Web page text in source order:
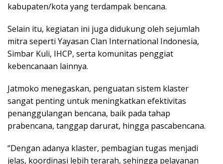
kabupaten/kota yang terdampak bencana.
Selain itu, kegiatan ini juga didukung oleh sejumlah
mitra seperti Yayasan Clan International Indonesia,
Simbar Kuli, IHCP, serta komunitas penggiat
kebencanaan lainnya.
Jatmoko menegaskan, penguatan sistem klaster
sangat penting untuk meningkatkan efektivitas
penanggulangan bencana, baik pada tahap
prabencana, tanggap darurat, hingga pascabencana.
“Dengan adanya klaster, pembagian tugas menjadi
jelas, koordinasi lebih terarah, sehingga pelayanan